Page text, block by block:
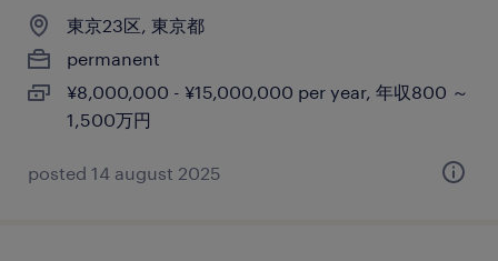
東京23区, 東京都
permanent
¥8,000,000 - ¥15,000,000 per year, 年収800 ～
1,500万円
posted 14 august 2025